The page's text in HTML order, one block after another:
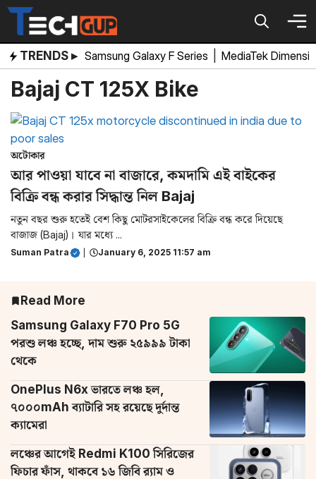
Skip
content
TRENDS ▸ Samsung Galaxy F Series MediaTek
Bajaj CT 125X Bike
অটোকার
আর পাওয়া যাবে না বাজারে, কমদামি এই বাইকের
বিক্রি বন্ধ করার সিদ্ধান্ত নিল Bajaj
নতুন বছর শুরু হতেই বেশ কিছু মোটরসাইকেলের বিক্রি বন্ধ করে দিয়েছে
বাজাজ (Bajaj)। যার মধ্যে ...
Suman Patra January 6, 2025 11:57 am
Read More
Samsung Galaxy F70 Pro 5G
পরশু লঞ্চ হচ্ছে, দাম শুরু ২৫৯৯৯ টাকা
থেকে
OnePlus N6x ভারতে লঞ্চ হল,
৭০০০mAh ব্যাটারি সহ রয়েছে দুর্দান্ত
ক্যামেরা
লঞ্চের আগেই Redmi K100 সিরিজের
ফিচার ফাঁস, থাকবে ১৬ জিবি র‌্যাম ও